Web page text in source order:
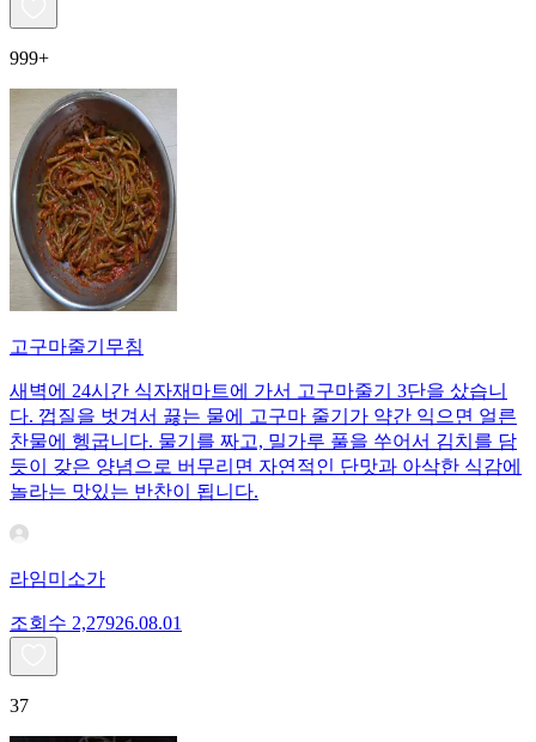
999+
고구마줄기무침
새벽에 24시간 식자재마트에 가서 고구마줄기 3단을 샀습니
다. 껍질을 벗겨서 끓는 물에 고구마 줄기가 약간 익으면 얼른
찬물에 헹굽니다. 물기를 짜고, 밀가루 풀을 쑤어서 김치를 담
듯이 갖은 양념으로 버무리면 자연적인 단맛과 아삭한 식감에
놀라는 맛있는 반찬이 됩니다.
라임미소가
조회수 2,27926.08.01
37